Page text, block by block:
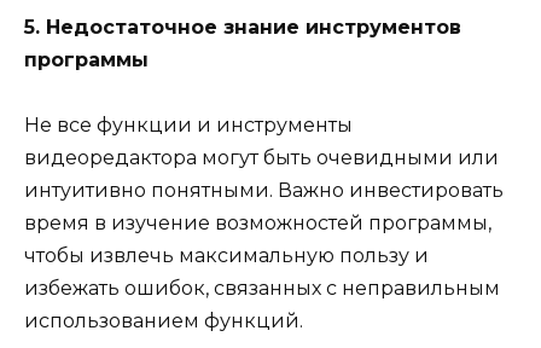
5. Недостаточное знание инструментов
программы
Не все функции и инструменты
видеоредактора могут быть очевидными или
интуитивно понятными. Важно инвестировать
время в изучение возможностей программы,
чтобы извлечь максимальную пользу и
избежать ошибок, связанных с неправильным
использованием функций.